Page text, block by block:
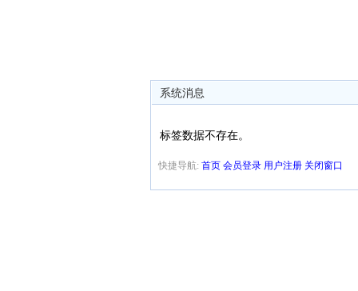
系统消息
标签数据不存在。
快捷导航: 首页 会员登录 用户注册 关闭窗口